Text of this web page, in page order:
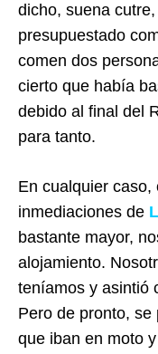
dicho, suena
presupuestado
comen dos
cierto que había
debido al final del
para tanto.
En cualquier
inmediaciones de
bastante mayor,
alojamiento.
teníamos y asintió
Pero de pronto,
que iban en moto